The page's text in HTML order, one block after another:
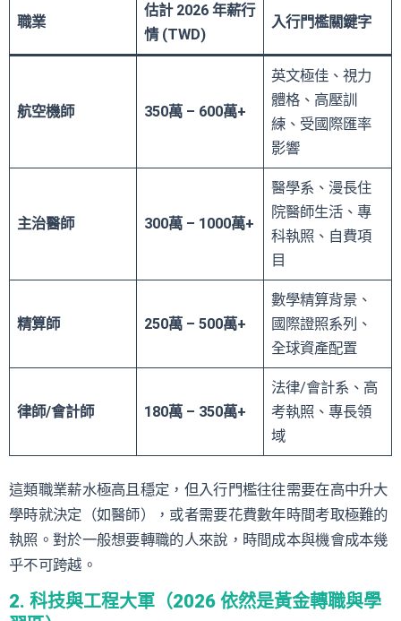
職業
估計 2026 年薪行
情 (TWD)
入行門檻關鍵字
航空機師 350萬 – 600萬+
英文極佳、視力
體格、高壓訓
練、受國際匯率
影響
主治醫師 300萬 – 1000萬+
醫學系、漫長住
院醫師生活、專
科執照、自費項
目
精算師 250萬 – 500萬+
數學精算背景、
國際證照系列、
全球資產配置
律師/會計師 180萬 – 350萬+
法律/會計系、高
考執照、專長領
域
這類職業薪水極高且穩定，但入行門檻往往需要在高中升大
學時就決定（如醫師），或者需要花費數年時間考取極難的
執照。對於一般想要轉職的人來說，時間成本與機會成本幾
乎不可跨越。
2. 科技與工程大軍（2026 依然是黃金轉職與學